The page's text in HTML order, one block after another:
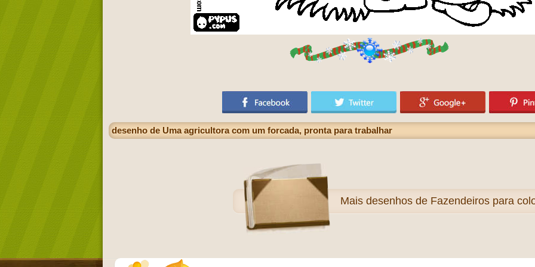
desenho de Uma agricultora com um forcada, pronta para trabalhar
Mais desenhos de Fazendeiros para